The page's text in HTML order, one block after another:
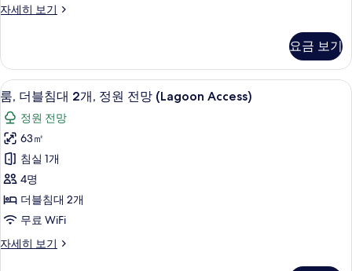
1
수
영
장
전
망,
층
사
진
모
자세히 보기
룸,
즈
침
대
1
개,
수
영
장
전
망,
층
세
요금 보기
룸,
더
블
침
대
2
개,
정
원
6
룸, 더블침대 2개, 정원 전망 (Lagoon Access)
정원 전망
63㎡
침실 1개
4명
더블침대 2개
무료 WiFi
자세히 보기
룸,